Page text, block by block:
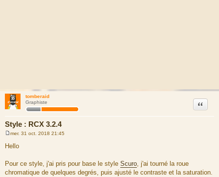
tomberaid
Graphiste
Style : RCX 3.2.4
Citation
e
s
g
e
mer. 31 oct. 2018 21:45
Hello
Pour ce style, j'ai pris pour base le style Scuro, j'ai tourné la roue
chromatique de quelques degrés, puis ajusté le contraste et la saturation.